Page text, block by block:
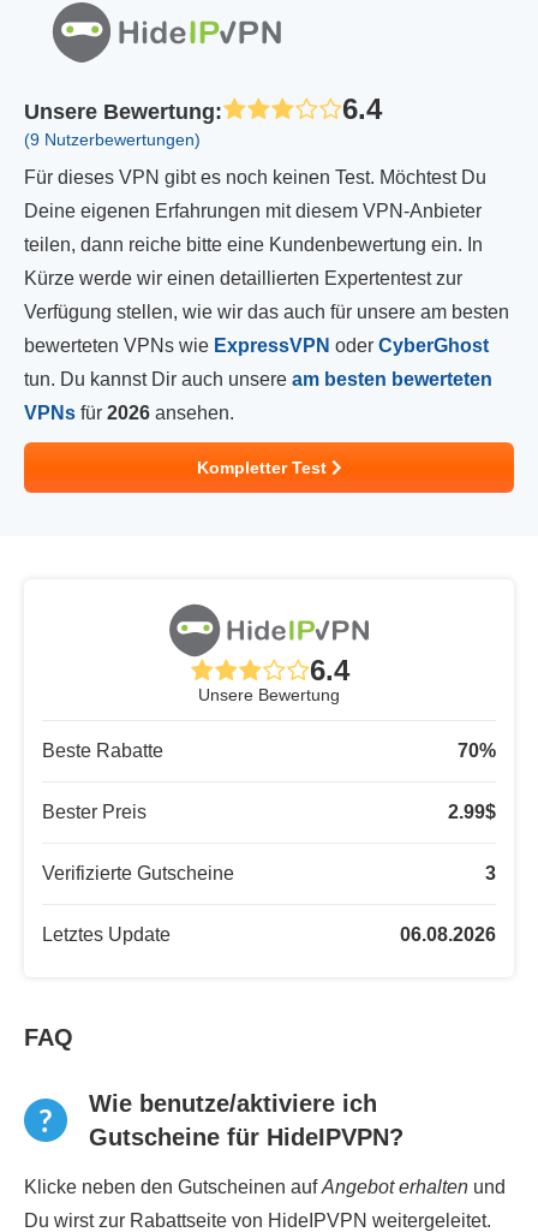
Unsere Bewertung: 6.4
(9 Nutzerbewertungen)
Für dieses VPN gibt es noch keinen Test. Möchtest Du
Deine eigenen Erfahrungen mit diesem VPN-Anbieter
teilen, dann reiche bitte eine Kundenbewertung ein. In
Kürze werde wir einen detaillierten Expertentest zur
Verfügung stellen, wie wir das auch für unsere am besten
bewerteten VPNs wie ExpressVPN oder CyberGhost
tun. Du kannst Dir auch unsere am besten bewerteten
VPNs für 2026 ansehen.
Kompletter Test
6.4
Unsere Bewertung
Beste Rabatte 70%
Bester Preis 2.99$
Verifizierte Gutscheine 3
Letztes Update 06.08.2026
FAQ
Wie benutze/aktiviere ich
Gutscheine für HideIPVPN?
Klicke neben den Gutscheinen aufAngebot erhalten und
Du wirst zur Rabattseite von HideIPVPN weitergeleitet.